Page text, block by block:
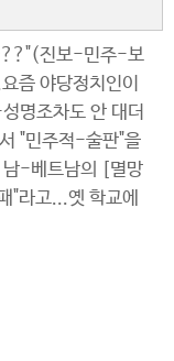
진보-민주-보
즘 야당정치인이
명조차도 안 대더
"민주적-술판"을
-베트남의 [멸망
라고...옛 학교에